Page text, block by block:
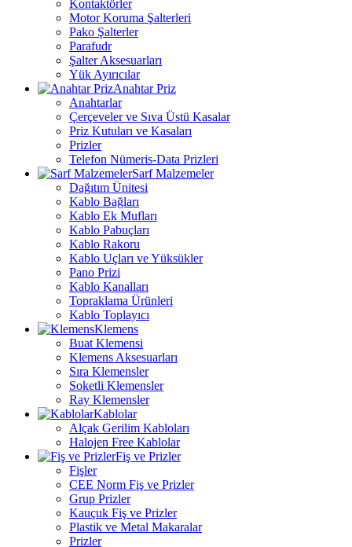
Kontaktörler
Motor Koruma Şalterleri
Pako Şalterler
Parafudr
Şalter Aksesuarları
Yük Ayırıcılar
Anahtar Priz
Anahtarlar
Çerçeveler ve Sıva Üstü Kasalar
Priz Kutuları ve Kasaları
Prizler
Telefon Nümeris-Data Prizleri
Sarf Malzemeler
Dağıtım Ünitesi
Kablo Bağları
Kablo Ek Mufları
Kablo Pabuçları
Kablo Rakoru
Kablo Uçları ve Yüksükler
Pano Prizi
Kablo Kanalları
Topraklama Ürünleri
Kablo Toplayıcı
Klemens
Buat Klemensi
Klemens Aksesuarları
Sıra Klemensler
Soketli Klemensler
Ray Klemensler
Kablolar
Alçak Gerilim Kabloları
Halojen Free Kablolar
Fiş ve Prizler
Fişler
CEE Norm Fiş ve Prizler
Grup Prizler
Kauçuk Fiş ve Prizler
Plastik ve Metal Makaralar
Prizler